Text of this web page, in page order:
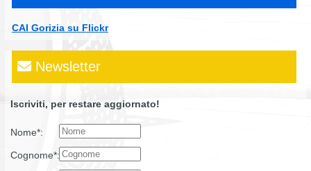
CAI Gorizia su Flickr
Newsletter
Iscriviti, per restare aggiornato!
Nome*:
Cognome*: